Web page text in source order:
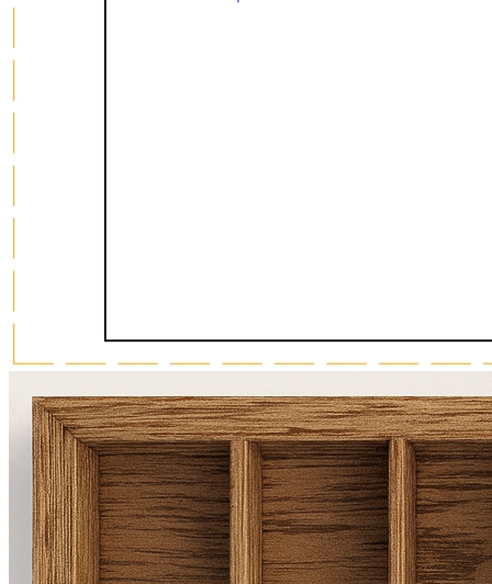
О нас
Доставка
Оплата
Прайс - лист
Контакты